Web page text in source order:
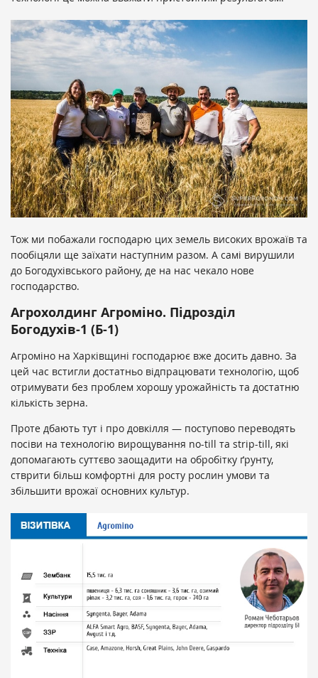
Тож ми побажали господарю цих земель високих врожаїв та
пообіцяли ще заїхати наступним разом. А самі вирушили
до Богодухівського району, де на нас чекало нове
господарство.
Агрохолдинг Агроміно. Підрозділ
Богодухів-1 (Б-1)
Агроміно на Харківщині господарює вже досить давно. За
цей час встигли достатньо відпрацювати технологію, щоб
отримувати без проблем хорошу урожайність та достатню
кількість зерна.
Проте дбають тут і про довкілля — поступово переводять
посіви на технологію вирощування no-till та strip-till, які
допомагають суттєво заощадити на обробітку ґрунту,
стврити більш комфортні для росту рослин умови та
збільшити врожаї основних культур.